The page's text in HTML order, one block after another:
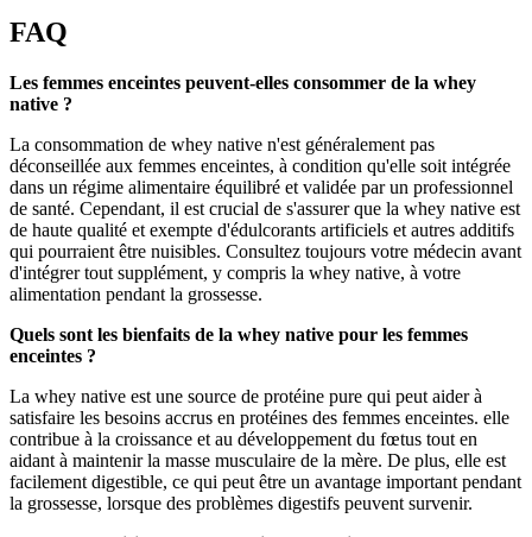
FAQ
Les femmes enceintes peuvent-elles consommer de la whey
native ?
La consommation de whey native n'est généralement pas
déconseillée aux femmes enceintes, à condition qu'elle soit intégrée
dans un régime alimentaire équilibré et validée par un professionnel
de santé. Cependant, il est crucial de s'assurer que la whey native est
de haute qualité et exempte d'édulcorants artificiels et autres additifs
qui pourraient être nuisibles. Consultez toujours votre médecin avant
d'intégrer tout supplément, y compris la whey native, à votre
alimentation pendant la grossesse.
Quels sont les bienfaits de la whey native pour les femmes
enceintes ?
La whey native est une source de protéine pure qui peut aider à
satisfaire les besoins accrus en protéines des femmes enceintes. elle
contribue à la croissance et au développement du fœtus tout en
aidant à maintenir la masse musculaire de la mère. De plus, elle est
facilement digestible, ce qui peut être un avantage important pendant
la grossesse, lorsque des problèmes digestifs peuvent survenir.